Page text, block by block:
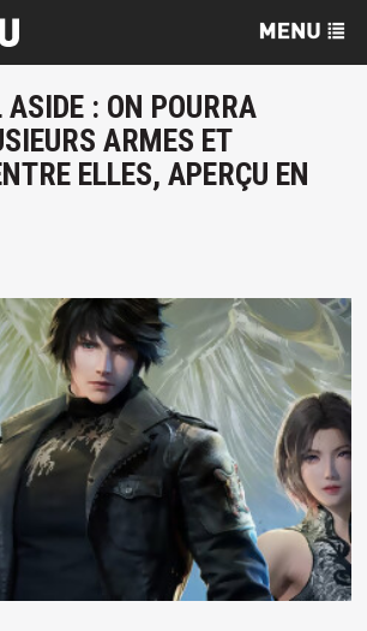
ASIDE : ON POURRA
ARMES ET
ELLES, APERÇU EN